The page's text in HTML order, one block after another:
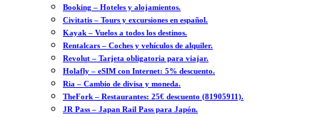
Booking – Hoteles y alojamientos.
Civitatis – Tours y excursiones en español.
Kayak – Vuelos a todos los destinos.
Rentalcars – Coches y vehículos de alquiler.
Revolut – Tarjeta obligatoria para viajar.
Holafly – eSIM con Internet: 5% descuento.
Ria – Cambio de divisa y moneda.
TheFork – Restaurantes: 25€ descuento (81905911).
JR Pass – Japan Rail Pass para Japón.